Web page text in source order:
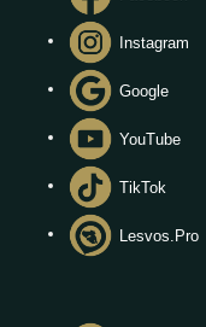
Instagram
Google
YouTube
TikTok
Lesvos.Pro